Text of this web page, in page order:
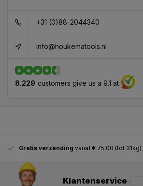
+31 (0)88-2044340
info@houkematools.nl
8.229 customers give us a 9.1 at
Gratis verzending vanaf € 75,00 (tot 31kg)
Klantenservice